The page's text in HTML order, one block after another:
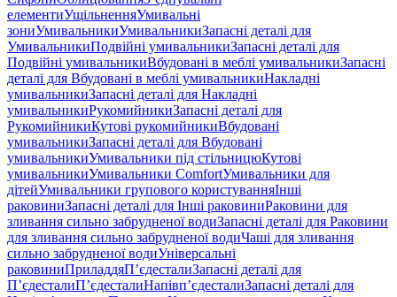
елементиУщільненняУмивальні
зониУмивальникиУмивальникиЗапасні деталі для
УмивальникиПодвійні умивальникиЗапасні деталі для
Подвійні умивальникиВбудовані в меблі умивальникиЗапасні
деталі для Вбудовані в меблі умивальникиНакладні
умивальникиЗапасні деталі для Накладні
умивальникиРукомийникиЗапасні деталі для
РукомийникиКутові рукомийникиВбудовані
умивальникиЗапасні деталі для Вбудовані
умивальникиУмивальники під стільницюКутові
умивальникиУмивальники ComfortУмивальники для
дітейУмивальники групового користуванняІнші
раковиниЗапасні деталі для Інші раковиниРаковини для
зливання сильно забрудненої водиЗапасні деталі для Раковини
для зливання сильно забрудненої водиЧаші для зливання
сильно забрудненої водиУніверсальні
раковиниПриладдяП’єдесталиЗапасні деталі для
П’єдесталиП’єдесталиНапівп’єдесталиЗапасні деталі для